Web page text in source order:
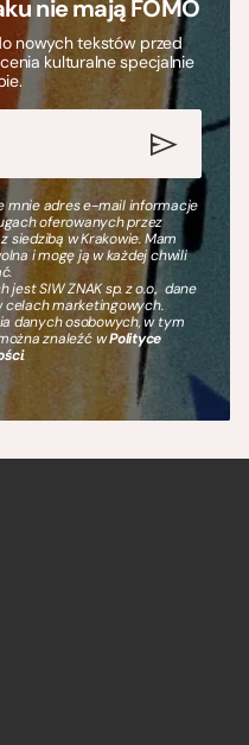
nie mają FOMO
nowych tekstów przed
kulturalne specjalnie
mnie adres e-mail informacje
oferowanych przez
siedzibą w Krakowie. Mam
i mogę ją w każdej chwili
SIW ZNAK sp. z o.o., dane
celach marketingowych.
danych osobowych, w tym
znaleźć wPolityce
.